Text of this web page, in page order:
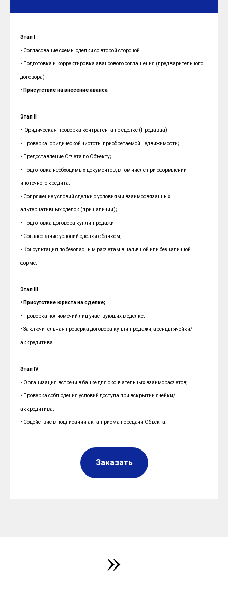
Этап I
• Согласование схемы сделки со второй стороной
• Подготовка и корректировка авансового соглашения (предварительного
договора)
• Присутствие на внесение аванса
Этап II
• Юридическая проверка контрагента по сделке (Продавца);
• Проверка юридической чистоты приобретаемой недвижимости;
• Предоставление Отчета по Объекту;
• Подготовка необходимых документов, в том числе при оформлении
ипотечного кредита;
• Сопряжение условий сделки с условиями взаимосвязанных
альтернативных сделок (при наличии);
• Подготовка договора купли-продажи;
• Согласование условий сделки с банком;
• Консультация по безопасным расчетам в наличной или безналичной
форме;
Этап III
• Присутствие юриста на сделке;
• Проверка полномочий лиц участвующих в сделке;
• Заключительная проверка договора купли-продажи, аренды ячейки/
аккредитива.
Этап IV
• Организация встречи в банке для окончательных взаиморасчетов;
• Проверка соблюдения условий доступа при вскрытии ячейки/
аккредитива;
• Содействие в подписании акта-приема передачи Объекта.
Заказать
»